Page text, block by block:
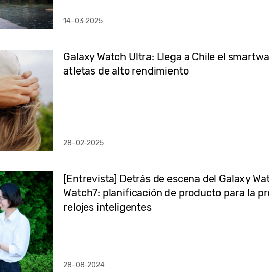
14-03-2025
Galaxy Watch Ultra: Llega a Chile el
atletas de alto rendimiento
28-02-2025
[Entrevista] Detrás de escena del Galaxy
Watch7: planificación de producto para la
relojes inteligentes
28-08-2024